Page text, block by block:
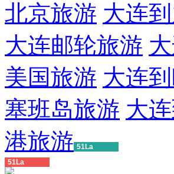
北京旅游 大连
大连邮轮旅游
美国旅游 大连
塞班岛旅游 大
港旅游 51La
51La